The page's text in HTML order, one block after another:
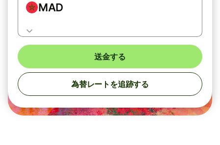
MAD
送金する
為替レートを追跡する